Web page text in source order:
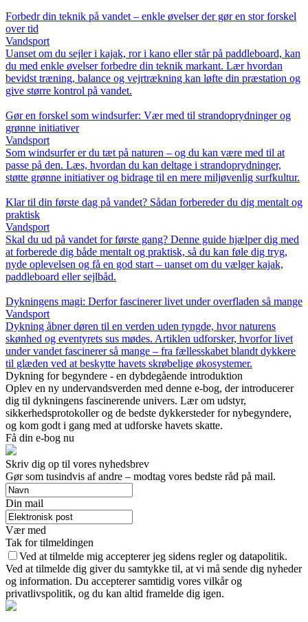
Forbedr din teknik på vandet – enkle øvelser der gør en stor forskel
over tid
Vandsport
Uanset om du sejler i kajak, ror i kano eller står på paddleboard, kan
du med enkle øvelser forbedre din teknik markant. Lær hvordan
bevidst træning, balance og vejrtrækning kan løfte din præstation og
give større kontrol på vandet.
Gør en forskel som windsurfer: Vær med til strandoprydninger og
grønne initiativer
Vandsport
Som windsurfer er du tæt på naturen – og du kan være med til at
passe på den. Læs, hvordan du kan deltage i strandoprydninger,
støtte grønne initiativer og bidrage til en mere miljøvenlig surfkultur.
Klar til din første dag på vandet? Sådan forbereder du dig mentalt og
praktisk
Vandsport
Skal du ud på vandet for første gang? Denne guide hjælper dig med
at forberede dig både mentalt og praktisk, så du kan føle dig tryg,
nyde oplevelsen og få en god start – uanset om du vælger kajak,
paddleboard eller sejlbåd.
Dykningens magi: Derfor fascinerer livet under overfladen så mange
Vandsport
Dykning åbner døren til en verden uden tyngde, hvor naturens
skønhed og eventyrets sus mødes. Artiklen udforsker, hvorfor livet
under vandet fascinerer så mange – fra fællesskabet blandt dykkere
til glæden ved at beskytte havets skrøbelige økosystemer.
Dykning for begyndere - en dybdegående introduktion
Oplev en ny undervandsverden med denne e-bog, der introducerer
dig til dykningens fascinerende univers. Lær om udstyr,
sikkerhedsprotokoller og de bedste dykkersteder for nybegyndere,
og kom godt i gang med at udforske havets skatte.
Få din e-bog nu
Skriv dig op til vores nyhedsbrev
Gør som tusindvis af andre – modtag vores bedste råd på mail.
Din mail
Vær med
Tak for tilmeldingen
Ved at tilmelde mig accepterer jeg sidens regler og datapolitik.
Ved at tilmelde dig giver du samtykke til, at vi må sende dig nyheder
og information. Du accepterer samtidig vores vilkår og
privatlivspolitik, og du kan altid framelde dig igen.